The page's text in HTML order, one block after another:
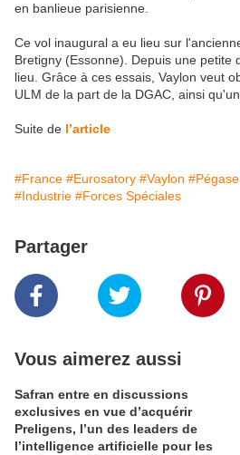
en banlieue parisienne.
Ce vol inaugural a eu lieu sur
Bretigny (Essonne). Depuis une petite
lieu. Grâce à ces essais, Vaylon veut
ULM de la part de la DGAC, ainsi
Suite de l’article
#France #Eurosatory #Vaylon #Pégase
#Industrie #Forces Spéciales
Partager
Vous aimerez aussi
Safran entre en discussions
exclusives en vue d’acquérir
Preligens, l’un des leaders de
l’intelligence artificielle pour les